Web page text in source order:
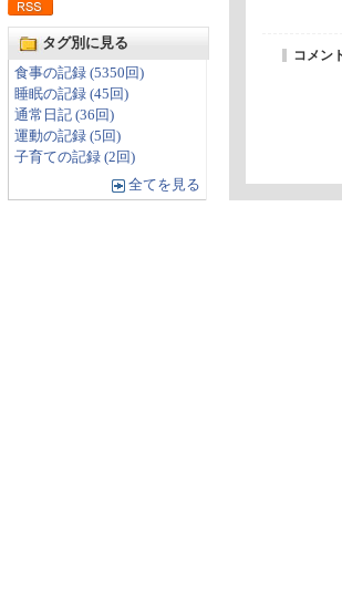
タグ別に見る
食事の記録 (5350回)
睡眠の記録 (45回)
通常日記 (36回)
運動の記録 (5回)
子育ての記録 (2回)
全てを見る
コメン